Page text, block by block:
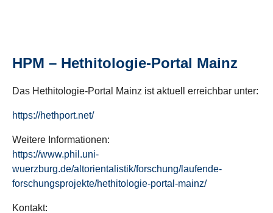
HPM – Hethitologie-Portal Mainz
Das Hethitologie-Portal Mainz ist aktuell erreichbar unter:
https://hethport.net/
Weitere Informationen:
https://www.phil.uni-
wuerzburg.de/altorientalistik/forschung/laufende-
forschungsprojekte/hethitologie-portal-mainz/
Kontakt: